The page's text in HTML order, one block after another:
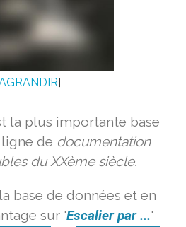
]
la plus importante base
de documentation
du XXème siècle.
base de données et en
sur 'Escalier par ...'